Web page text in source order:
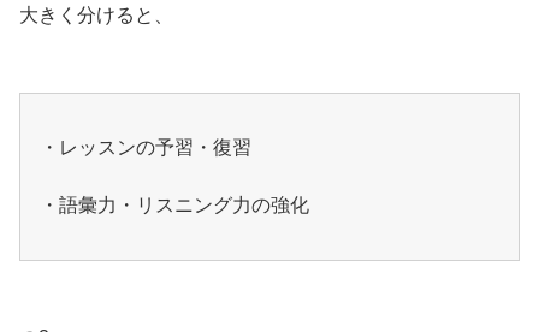
大きく分けると、
・レッスンの予習・復習
・語彙力・リスニング力の強化